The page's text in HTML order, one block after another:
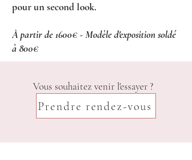
pour un second look.
À partir de 1600€ - Modèle d'exposition soldé
à 800€
Vous souhaitez venir l'essayer ?
Prendre rendez-vous